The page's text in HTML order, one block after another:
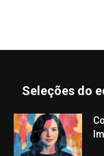
Seleções do